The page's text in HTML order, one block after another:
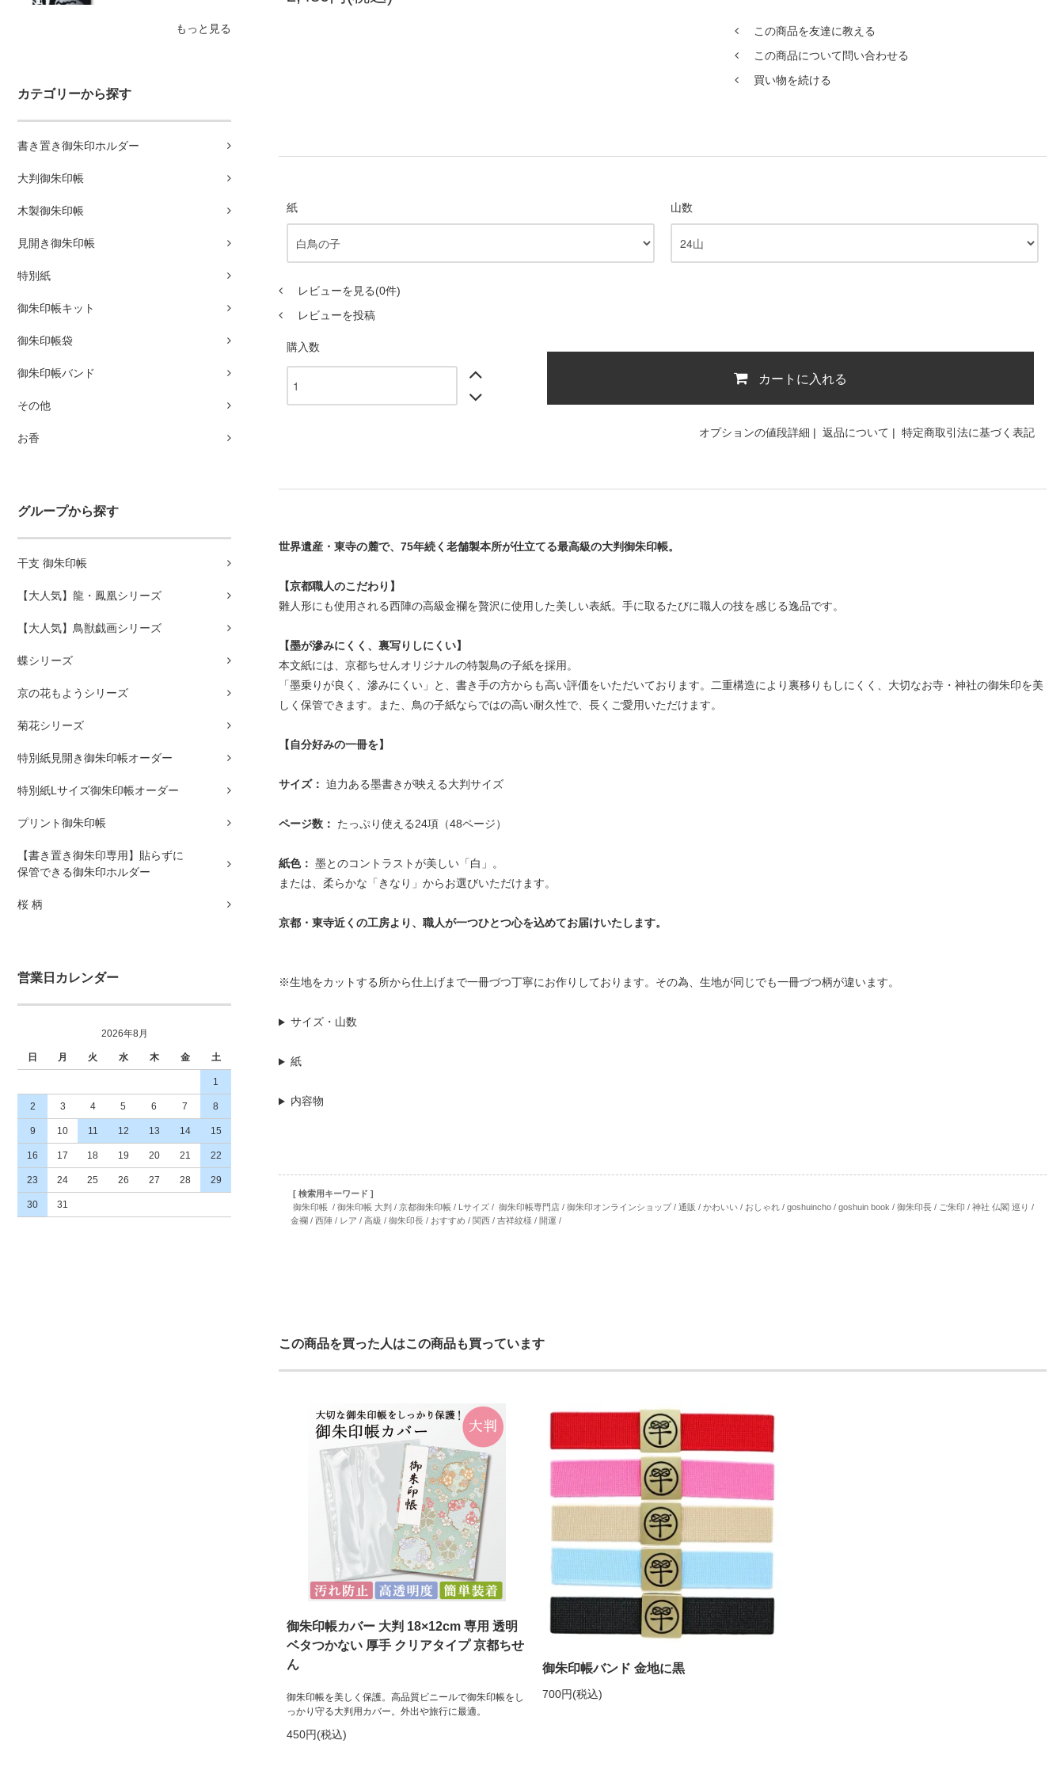
もっと見る
カテゴリーから探す
書き置き御朱印ホルダー
大判御朱印帳
木製御朱印帳
見開き御朱印帳
特別紙
御朱印帳キット
御朱印帳袋
御朱印帳バンド
その他
お香
グループから探す
干支 御朱印帳
【大人気】龍・鳳凰シリーズ
【大人気】鳥獣戯画シリーズ
蝶シリーズ
京の花もようシリーズ
菊花シリーズ
特別紙見開き御朱印帳オーダー
特別紙Lサイズ御朱印帳オーダー
プリント御朱印帳
【書き置き御朱印専用】貼らずに
保管できる御朱印ホルダー
桜 柄
営業日カレンダー
2026年8月
日 月 火 水 木 金 土
1
2 3 4 5 6 7 8
9 10 11 12 13 14 15
16 17 18 19 20 21 22
23 24 25 26 27 28 29
30 31
この商品を友達に教える
この商品について問い合わせる
買い物を続ける
紙 山数
レビューを見る(0件)
レビューを投稿
購入数
カートに入れる
オプションの値段詳細 | 返品について | 特定商取引法に基づく表記
世界遺産・東寺の麓で、75年続く老舗製本所が仕立てる最高級の大判御朱印帳。
【京都職人のこだわり】
雛人形にも使用される西陣の高級金襴を贅沢に使用した美しい表紙。手に取るたびに職人の技を感じる逸品です。
【墨が滲みにくく、裏写りしにくい】
本文紙には、京都ちせんオリジナルの特製鳥の子紙を採用。
「墨乗りが良く、滲みにくい」と、書き手の方からも高い評価をいただいております。二重構造により裏移りもしにくく、大切なお寺・神社の御朱印を美
しく保管できます。また、鳥の子紙ならではの高い耐久性で、長くご愛用いただけます。
【自分好みの一冊を】
サイズ： 迫力ある墨書きが映える大判サイズ
ページ数： たっぷり使える24項（48ページ）
紙色： 墨とのコントラストが美しい「白」。
または、柔らかな「きなり」からお選びいただけます。
京都・東寺近くの工房より、職人が一つひとつ心を込めてお届けいたします。
※生地をカットする所から仕上げまで一冊づつ丁寧にお作りしております。その為、生地が同じでも一冊づつ柄が違います。
サイズ・山数
紙
内容物
[ 検索用キーワード ]
御朱印帳 / 御朱印帳 大判 / 京都御朱印帳 / Lサイズ / 御朱印帳専門店 / 御朱印オンラインショップ / 通販 / かわいい / おしゃれ / goshuincho / goshuin book / 御朱印長 / ご朱印 / 神社 仏閣 巡り /
金襴 / 西陣 / レア / 高級 / 御朱印長 / おすすめ / 関西 / 吉祥紋様 / 開運 /
この商品を買った人はこの商品も買っています
御朱印帳カバー 大判 18×12cm 専用 透明
ベタつかない 厚手 クリアタイプ 京都ちせ
ん
御朱印帳を美しく保護。高品質ビニールで御朱印帳をし
っかり守る大判用カバー。外出や旅行に最適。
450円(税込)
御朱印帳バンド 金地に黒
700円(税込)